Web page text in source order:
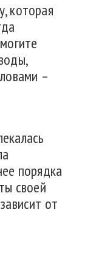
которая
–
порядка
своей
от